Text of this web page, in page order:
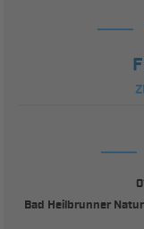
Bad Heilbrunner